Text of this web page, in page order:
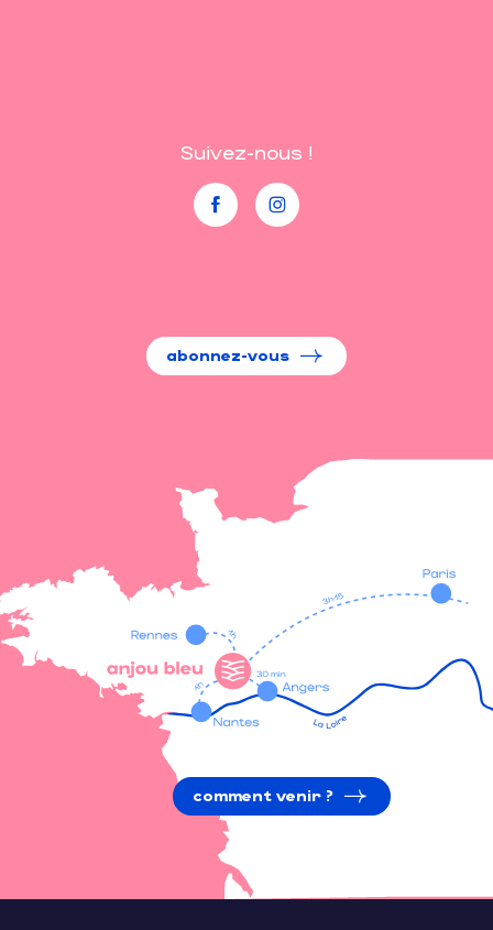
Suivez-nous !
abonnez-vous
comment venir ?